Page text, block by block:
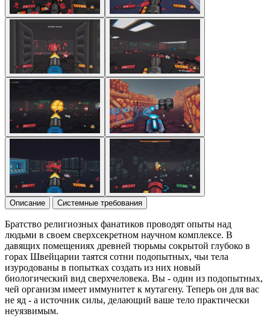
Описание Системные требования
Братство религиозных фанатиков проводят опыты над
людьми в своем сверхсекретном научном комплексе. В
давящих помещениях древней тюрьмы сокрытой глубоко в
горах Швейцарии таятся сотни подопытных, чьи тела
изуродованы в попытках создать из них новый
биологический вид сверхчеловека. Вы - один из подопытных,
чей организм имеет иммунитет к мутагену. Теперь он для вас
не яд - а источник силы, делающий ваше тело практически
неуязвимым.